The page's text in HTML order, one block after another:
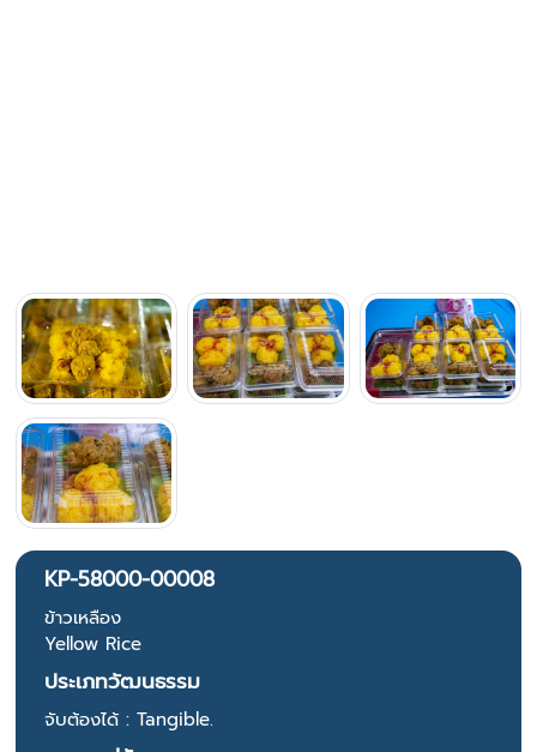
KP-58000-00008
ข้าวเหลือง
Yellow Rice
ประเภทวัฒนธรรม
จับต้องได้ : Tangible.